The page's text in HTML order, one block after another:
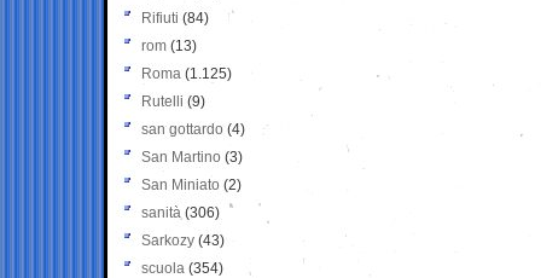
Rifiuti (84)
rom (13)
Roma (1.125)
Rutelli (9)
san gottardo (4)
San Martino (3)
San Miniato (2)
sanità (306)
Sarkozy (43)
scuola (354)